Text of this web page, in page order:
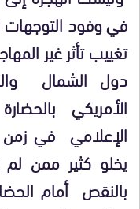
في وفود
تغييب تأثر غير
دول الشمال
الأمريكي
الإعلامي في زمن
يخلو كثير ممن
بالنقص أمام